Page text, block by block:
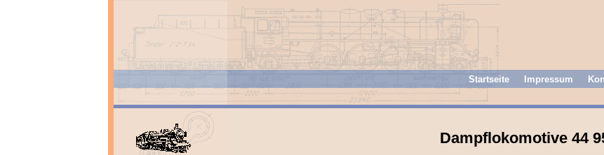
Startseite Impressum
Dampflokomotive 44